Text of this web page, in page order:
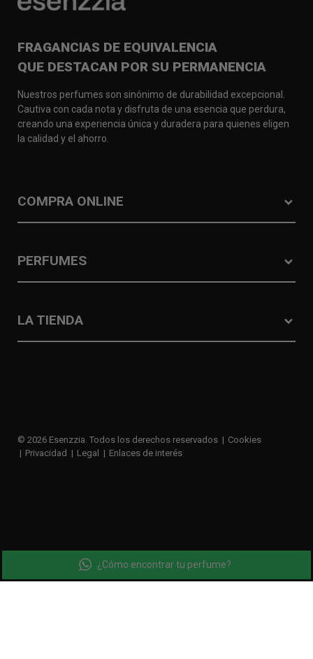
¿Cómo encontrar tu perfume?
FRAGANCIAS DE EQUIVALENCIA
QUE DESTACAN POR SU PERMANENCIA
Nuestros perfumes son sinónimo de durabilidad excepcional.
Cautiva con cada nota y disfruta de una esencia que perdura,
creando una experiencia única y duradera para quienes eligen
la calidad y el ahorro.
COMPRA ONLINE
PERFUMES
LA TIENDA
© 2026 Esenzzia. Todos los derechos reservados
Cookies
Privacidad
Legal Enlaces de interés